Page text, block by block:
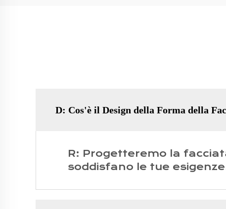
D: Cos'è il Design della Forma della
R: Progetteremo la
soddisfano le tue